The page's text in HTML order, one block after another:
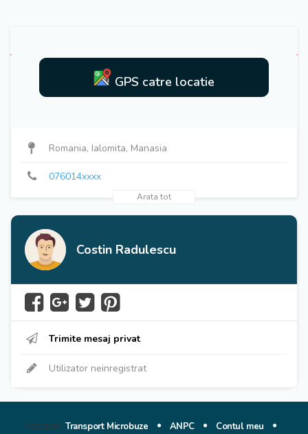
GPS catre locatie
Romania, Ialomita, Manasia
076014xxxx
Arata tot
Costin Radulescu
Trimite mesaj privat
Utilizator neinregistrat
Parteneri:Transport Microbuze ANPC Contul meu